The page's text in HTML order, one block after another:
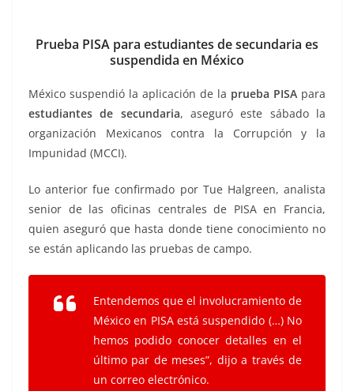
e
o
o
k
er l s
A
p
p
y
Li
n
k
gr
a
m
e
Prueba PISA para estudiantes de secundaria es
suspendida en México
México suspendió la aplicación de la prueba PISA para
estudiantes de secundaria, aseguró este sábado la
organización Mexicanos contra la Corrupción y la
Impunidad (MCCI).
Lo anterior fue confirmado por Tue Halgreen, analista
senior de las oficinas centrales de PISA en Francia,
quien aseguró que hasta donde tiene conocimiento no
se están aplicando las pruebas de campo.
Entendemos que el involucramiento de
México en PISA está suspendido (…) No
hemos podido conocer detalles en el
último par de meses”, dijo a través de
un correo electrónico.